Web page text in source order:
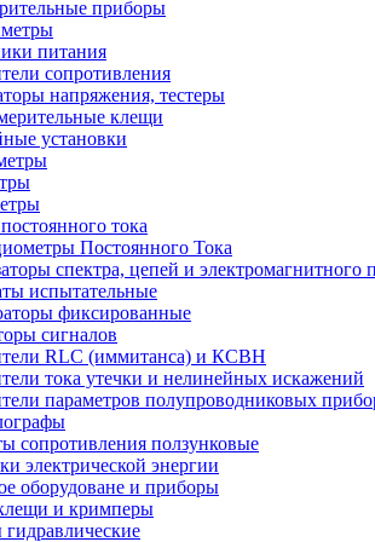
приборы
питания
сопротивления
напряжения, тестеры
клещи
установки
тока
Постоянного Тока
спектра, цепей и электромагнитного
испытательные
фиксированные
сигналов
RLC (иммитанса) и КСВН
тока утечки и нелинейных искажений
параметров полупроводниковых
сопротивления ползунковые
электрической энергии
оборудоване и приборы
и кримперы